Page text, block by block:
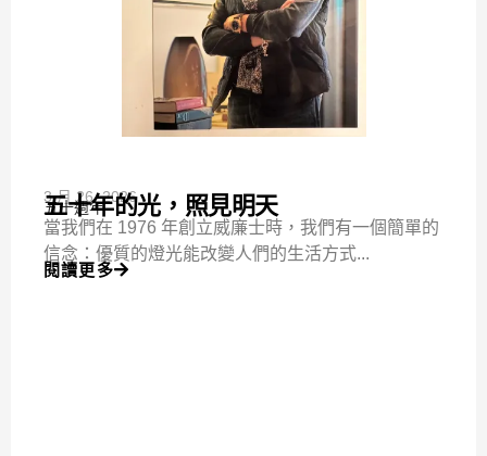
3 月 26, 2026
五十週年
五十年的光，照見明天
當我們在 1976 年創立威廉士時，我們有一個簡單的
信念：優質的燈光能改變人們的生活方式...
閱讀更多